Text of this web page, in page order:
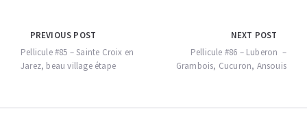
Navigation
de
l’article
PREVIOUS POST
Pellicule #85 – Sainte Croix en
Jarez, beau village étape
NEXT POST
Pellicule #86 – Luberon –
Grambois, Cucuron, Ansouis